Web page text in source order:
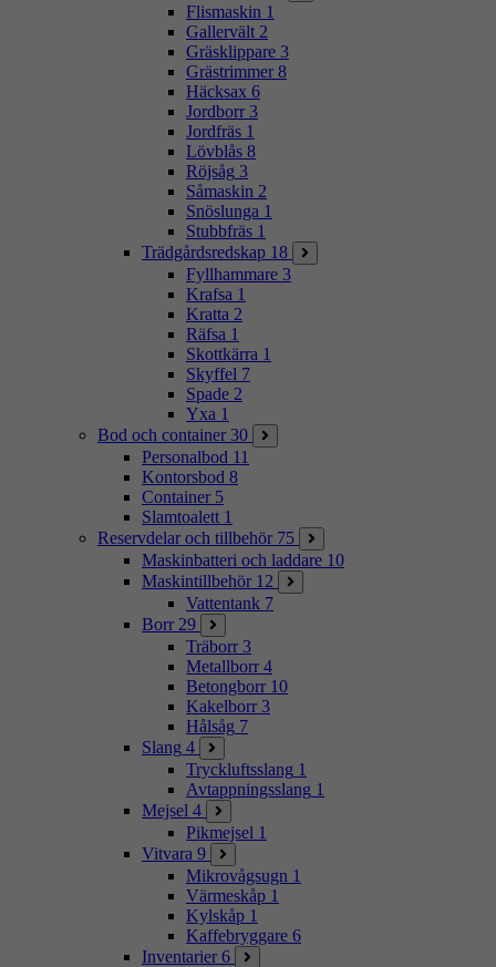
Flismaskin 1
Gallervält 2
Gräsklippare 3
Grästrimmer 8
Häcksax 6
Jordborr 3
Jordfräs 1
Lövblås 8
Röjsåg 3
Såmaskin 2
Snöslunga 1
Stubbfräs 1
Trädgårdsredskap 18
Fyllhammare 3
Krafsa 1
Kratta 2
Räfsa 1
Skottkärra 1
Skyffel 7
Spade 2
Yxa 1
Bod och container 30
Personalbod 11
Kontorsbod 8
Container 5
Slamtoalett 1
Reservdelar och tillbehör 75
Maskinbatteri och laddare 10
Maskintillbehör 12
Vattentank 7
Borr 29
Träborr 3
Metallborr 4
Betongborr 10
Kakelborr 3
Hålsåg 7
Slang 4
Tryckluftsslang 1
Avtappningsslang 1
Mejsel 4
Pikmejsel 1
Vitvara 9
Mikrovågsugn 1
Värmeskåp 1
Kylskåp 1
Kaffebryggare 6
Inventarier 6